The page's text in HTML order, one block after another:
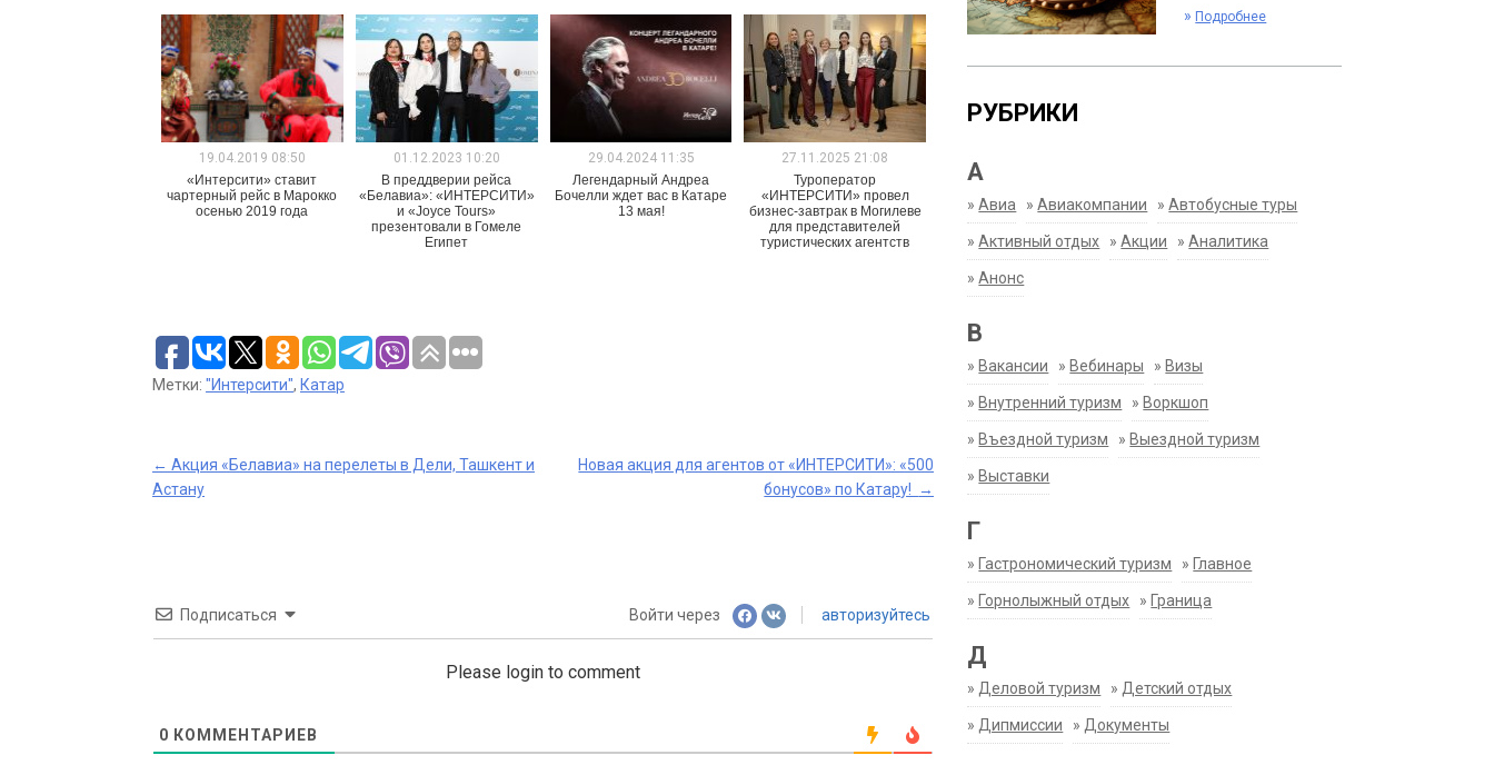
19.04.2019 08:50
«Интерсити» ставит
чартерный рейс в Марокко
осенью 2019 года
01.12.2023 10:20
В преддверии рейса
«Белавиа»: «ИНТЕРСИТИ»
и «Joyce Tours»
презентовали в Гомеле
Египет
29.04.2024 11:35
Легендарный Андреа
Бочелли ждет вас в Катаре
13 мая!
27.11.2025 21:08
Туроператор
«ИНТЕРСИТИ» провел
бизнес-завтрак в Могилеве
для представителей
туристических агентств
Метки: "Интерсити", Катар
Post
← Акция «Белавиа» на перелеты в Дели, Ташкент и
Астану
Новая акция для агентов от «ИНТЕРСИТИ»: «500
бонусов» по Катару! →
Подписаться Войти через авторизуйтесь
Please login to comment
0 КОММЕНТАРИЕВ
» Подробнее
РУБРИКИ
А
»Авиа »Авиакомпании »Автобусные туры
»Активный отдых »Акции »Аналитика
»Анонс
В
» Вакансии » Вебинары » Визы
» Внутренний туризм » Воркшоп
» Въездной туризм » Выездной туризм
» Выставки
Г
» Гастрономический туризм » Главное
» Горнолыжный отдых » Граница
Д
» Деловой туризм » Детский отдых
» Дипмиссии » Документы